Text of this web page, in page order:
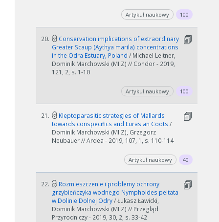
Artykuł naukowy 100
20.
Conservation implications of extraordinary
Greater Scaup (Aythya marila) concentrations
in the Odra Estuary, Poland / Michael Leitner,
Dominik Marchowski (MIIZ) // Condor - 2019,
121, 2, s. 1-10
Artykuł naukowy 100
21.
Kleptoparasitic strategies of Mallards
towards conspecifics and Eurasian Coots /
Dominik Marchowski (MIIZ), Grzegorz
Neubauer // Ardea - 2019, 107, 1, s. 110-114
Artykuł naukowy 40
22.
Rozmieszczenie i problemy ochrony
grzybieńczyka wodnego Nymphoides peltata
w Dolinie Dolnej Odry/ Łukasz Ławicki,
Dominik Marchowski (MIIZ) // Przegląd
Przyrodniczy - 2019, 30, 2, s. 33-42